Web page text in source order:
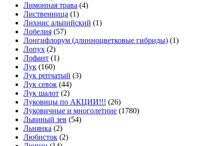
Лимонная трава (4)
Лиственница (1)
Лихнис альпийский (1)
Лобелия (57)
Лонгифлорум (длинноцветковые гибриды) (1)
Лопух (2)
Лофант (1)
Лук (160)
Лук репчатый (3)
Лук севок (44)
Лук шалот (2)
Луковицы по АКЦИИ!!! (26)
Луковичные и многолетние (1780)
Львиный зев (54)
Льнянка (2)
Любисток (2)